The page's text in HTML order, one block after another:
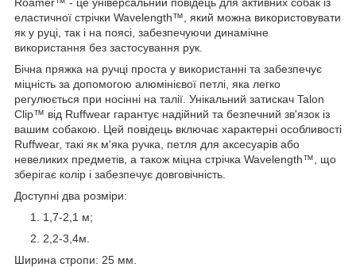
еластичної стрічки Wavelength™, який можна використовувати
як у руці, так і на поясі, забезпечуючи динамічне
використання без застосування рук.
Бічна пряжка на ручці проста у використанні та забезпечує
міцність за допомогою алюмінієвої петлі, яка легко
регулюється при носінні на талії. Унікальний затискач Talon
Clip™ від Ruffwear гарантує надійний та безпечний зв'язок із
вашим собакою. Цей повідець включає характерні особливості
Ruffwear, такі як м'яка ручка, петля для аксесуарів або
невеликих предметів, а також міцна стрічка Wavelength™, що
зберігає колір і забезпечує довговічність.
Доступні два розміри:
1,7-2,1 м;
2,2-3,4м.
Ширина стропи: 25 мм.